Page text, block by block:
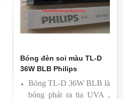
Bóng đèn soi màu TL-D
36W BLB Philips
Bóng TL-D 36W BLB là
bóng phát ra tia UVA ,